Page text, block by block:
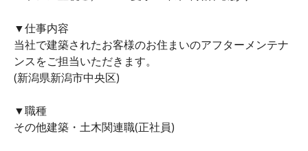
▼仕事内容
当社で建築されたお客様のお住まいのアフターメンテナ
ンスをご担当いただきます。
(新潟県新潟市中央区)
▼職種
その他建築・土木関連職(正社員)